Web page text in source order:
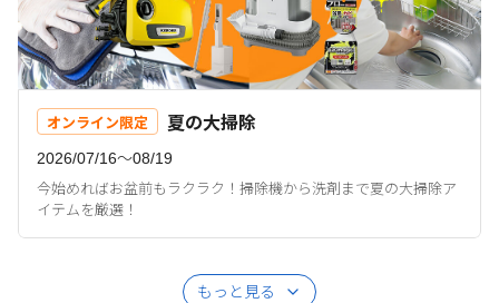
オンライン限定 夏の大掃除
2026/07/16〜08/19
今始めればお盆前もラクラク！掃除機から洗剤まで夏の大掃除ア
イテムを厳選！
もっと見る